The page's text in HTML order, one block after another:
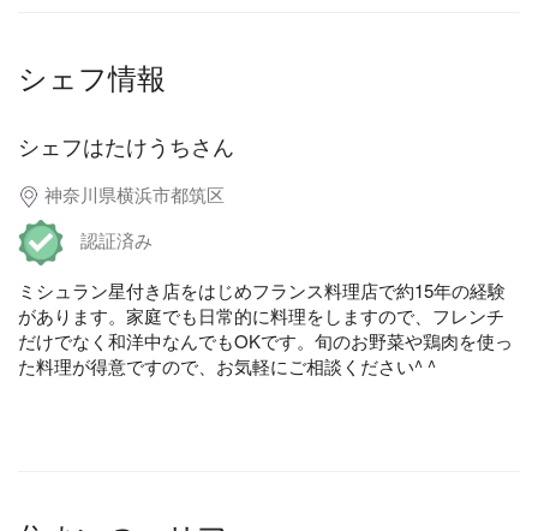
シェフ情報
シェフはたけうちさん
神奈川県横浜市都筑区
認証済み
ミシュラン星付き店をはじめフランス料理店で約15年の経験
があります。家庭でも日常的に料理をしますので、フレンチ
だけでなく和洋中なんでもOKです。旬のお野菜や鶏肉を使っ
た料理が得意ですので、お気軽にご相談ください^ ^